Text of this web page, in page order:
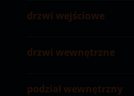
drzwi wejściowe
drzwi wewnętrzne
podział wewnętrzny